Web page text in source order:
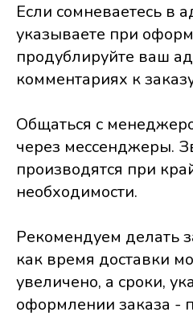
Если сомневаетесь в
указываете при
продублируйте ваш
комментариях к
Общаться с
через мессенджеры.
производятся при
необходимости.
Рекомендуем делать
как время доставки
увеличено, а сроки,
оформлении заказа -